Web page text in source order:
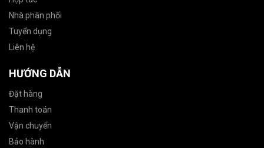
Nhà phân phối
Tuyển dụng
Liên hệ
HƯỚNG DẪN
Đặt hàng
Thanh toán
Vận chuyển
Bảo hành